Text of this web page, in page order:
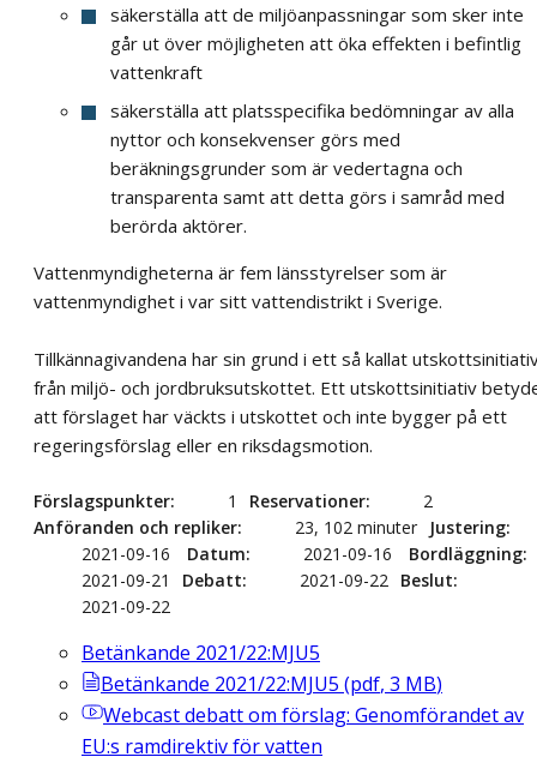
säkerställa att de miljöanpassningar som sker inte
går ut över möjligheten att öka effekten i befintlig
vattenkraft
säkerställa att platsspecifika bedömningar av alla
nyttor och konsekvenser görs med
beräkningsgrunder som är vedertagna och
transparenta samt att detta görs i samråd med
berörda aktörer.
Vattenmyndigheterna är fem länsstyrelser som är
vattenmyndighet i var sitt vattendistrikt i Sverige.
Tillkännagivandena har sin grund i ett så kallat
från miljö- och jordbruksutskottet. Ett utskottsinitiativ
att förslaget har väckts i utskottet och inte bygger på ett
regeringsförslag eller en riksdagsmotion.
Förslagspunkter 1 Reservationer
2
Anföranden och repliker
23, 102 minuter
Justering
2021-09-16
Datum 2021-09-16
Bordläggning
2021-09-21
Debatt 2021-09-22 Beslut
2021-09-22
Betänkande 2021/22:MJU5
Betänkande 2021/22:MJU5 (pdf, 3 MB)
Webcastdebatt om förslag: Genomförandet av
EU:s ramdirektiv för vatten